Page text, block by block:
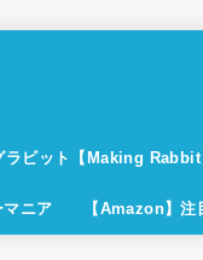
ラビット【Making
マニア 【Amazon】